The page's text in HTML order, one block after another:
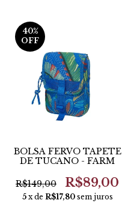
40%
OFF
BOLSA FERVO TAPETE
DE TUCANO - FARM
R$149,00 R$89,00
5 x de R$17,80 sem juros